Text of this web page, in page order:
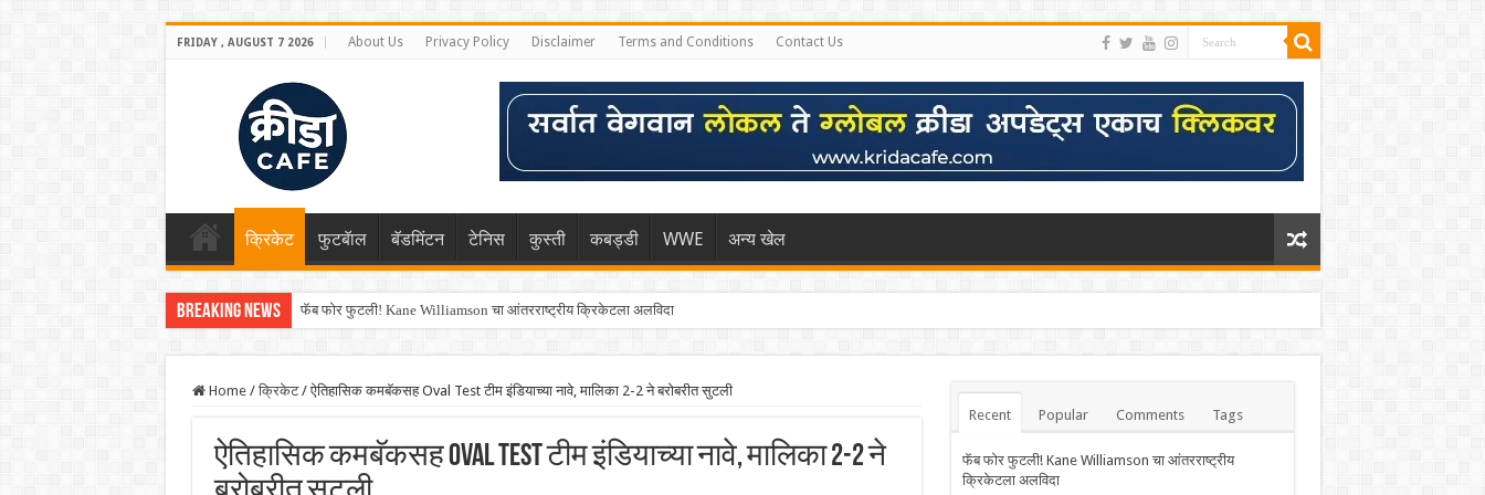
FRIDAY , AUGUST 7 2026 About Us Privacy Policy Disclaimer Terms and Conditions Contact Us
क्रिकेट फुटबॅाल बॅडमिंटन टेनिस कुस्ती कबड्डी WWE अन्य खेल
Breaking News फॅब फोर फुटली! Kane Williamson चा आंतरराष्ट्रीय क्रिकेटला अलविदा
Home / क्रिकेट / ऐतिहासिक कमबॅकसह Oval Test टीम इंडियाच्या नावे, मालिका 2-2 ने बरोबरीत सुटली
ऐतिहासिक कमबॅकसह Oval Test टीम इंडियाच्या नावे, मालिका 2-2 ने
Recent Popular Comments Tags
फॅब फोर फुटली! Kane Williamson चा आंतरराष्ट्रीय
क्रिकेटला अलविदा